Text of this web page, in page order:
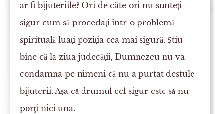
ar fi bijuteriile? Ori de câte ori nu sunteţi
sigur cum să procedaţi într-o problemă
spirituală luaţi poziţia cea mai sigură. Ştiu
bine că la ziua judecăţii, Dumnezeu nu va
condamna pe nimeni că nu a purtat destule
bijuterii. Aşa că drumul cel sigur este să nu
porţi nici una.